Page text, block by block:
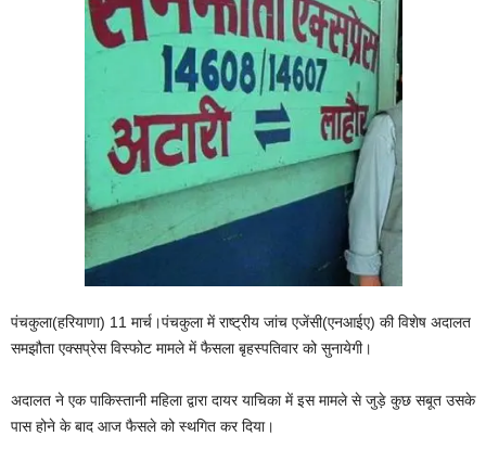
पंचकुला(हरियाणा) 11 मार्च।पंचकुला में राष्ट्रीय जांच एजेंसी(एनआईए) की विशेष अदालत
समझौता एक्सप्रेस विस्फोट मामले में फैसला बृहस्‍पतिवार को सुनायेगी।
अदालत ने एक पाकिस्तानी महिला द्वारा दायर याचिका में इस मामले से जुड़े कुछ सबूत उसके
पास होने के बाद आज फैसले को स्‍थगित कर दिया।